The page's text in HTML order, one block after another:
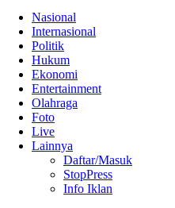
Nasional
Internasional
Politik
Hukum
Ekonomi
Entertainment
Olahraga
Foto
Live
Lainnya
Daftar/Masuk
StopPress
Info Iklan